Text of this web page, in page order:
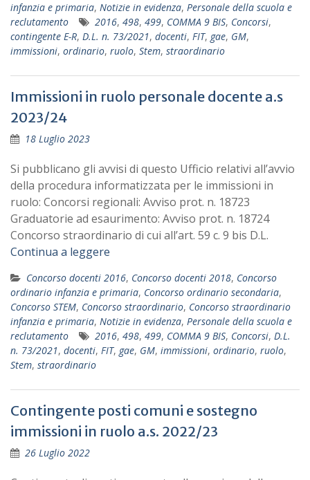
infanzia e primaria, Notizie in evidenza, Personale della scuola e
reclutamento
2016, 498, 499, COMMA 9 BIS, Concorsi,
contingente E-R, D.L. n. 73/2021, docenti, FIT, gae, GM,
immissioni, ordinario, ruolo, Stem, straordinario
Immissioni in ruolo personale docente a.s
2023/24
18 Luglio 2023
Si pubblicano gli avvisi di questo Ufficio relativi all’avvio
della procedura informatizzata per le immissioni in
ruolo: Concorsi regionali: Avviso prot. n. 18723
Graduatorie ad esaurimento: Avviso prot. n. 18724
Concorso straordinario di cui all’art. 59 c. 9 bis D.L.
Continua a leggere
Concorso docenti 2016, Concorso docenti 2018, Concorso
ordinario infanzia e primaria, Concorso ordinario secondaria,
Concorso STEM, Concorso straordinario, Concorso straordinario
infanzia e primaria, Notizie in evidenza, Personale della scuola e
reclutamento
2016, 498, 499, COMMA 9 BIS, Concorsi, D.L.
n. 73/2021, docenti, FIT, gae, GM, immissioni, ordinario, ruolo,
Stem, straordinario
Contingente posti comuni e sostegno
immissioni in ruolo a.s. 2022/23
26 Luglio 2022